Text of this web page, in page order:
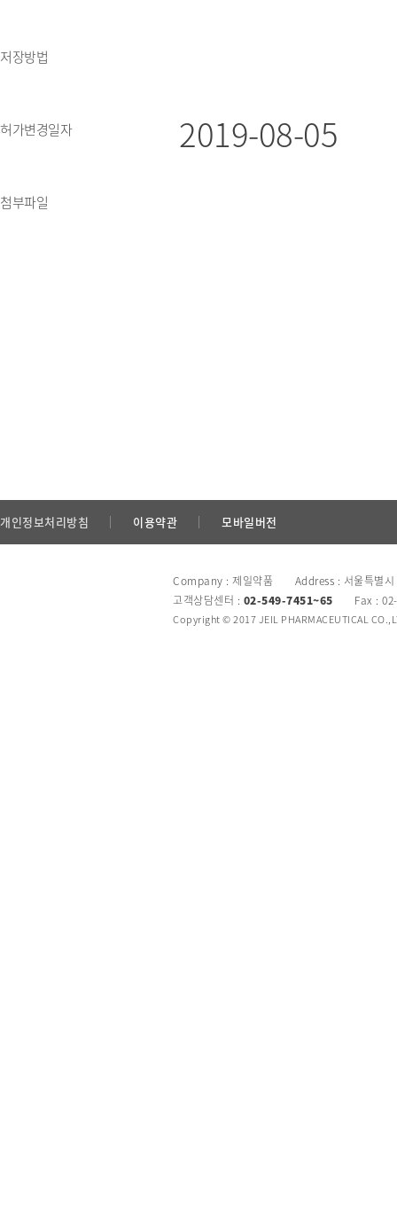
저장방법
허가변경일자 2019-08-05
첨부파일
개인정보처리방침 이용약관 모바일버전
Company : 제일약품 Address : 서울특별시
고객상담센터 : 02-549-7451~65 Fax :
Copyright © 2017 JEIL PHARMACEUTICAL